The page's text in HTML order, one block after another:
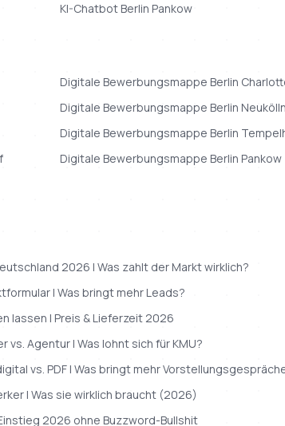
KI-ChatbotBerlin Pankow
Digitale Bewerbungsmappe Berlin
Digitale Bewerbungsmappe Berlin Neukölln
Digitale Bewerbungsmappe Berlin
Digitale Bewerbungsmappe Berlin Pankow
2026 | Was zahlt der Markt wirklich?
| Was bringt mehr Leads?
lassen | Preis & Lieferzeit 2026
vs. Agentur | Was lohnt sich für KMU?
vs. PDF | Was bringt mehr
| Was sie wirklich braucht (2026)
2026 ohne Buzzword-Bullshit